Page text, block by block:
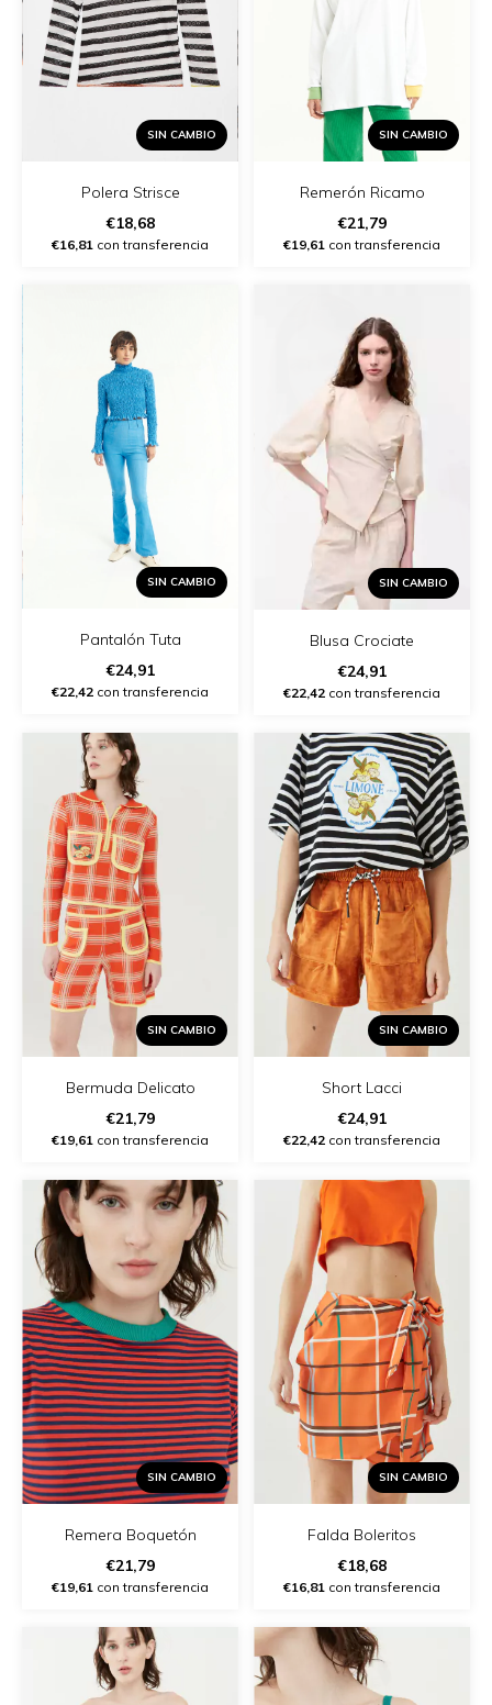
SIN CAMBIO
Polera Strisce
€18,68
€16,81 con transferencia
SIN CAMBIO
Remerón Ricamo
€21,79
€19,61 con transferencia
SIN CAMBIO
Pantalón Tuta
€24,91
€22,42 con transferencia
SIN CAMBIO
Blusa Crociate
€24,91
€22,42 con transferencia
SIN CAMBIO
Bermuda Delicato
€21,79
€19,61 con transferencia
SIN CAMBIO
Short Lacci
€24,91
€22,42 con transferencia
SIN CAMBIO
Remera Boquetón
€21,79
€19,61 con transferencia
SIN CAMBIO
Falda Boleritos
€18,68
€16,81 con transferencia